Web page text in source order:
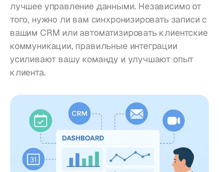
лучшее управление данными. Независимо от
того, нужно ли вам синхронизировать записи с
вашим CRM или автоматизировать клиентские
коммуникации, правильные интеграции
усиливают вашу команду и улучшают опыт
клиента.